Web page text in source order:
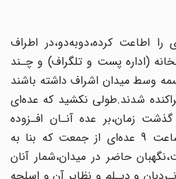
اطاعت‌ کرده‌،دوبه‌دو‌،در اطراف
(اداره پست و تلگراف) و چـند
وسط میدان اشراف داشته باشند
شدند‌.طولی‌ نکشید‌ که عده‌ای‌
زمان،بر عده آنـان افـزوده
شد،که‌ سرانجام‌ در‌ حدود ساعت‌ 9 عده‌ای از جمعت که بنا به
حاضر‌ در میدان،شمار آنان